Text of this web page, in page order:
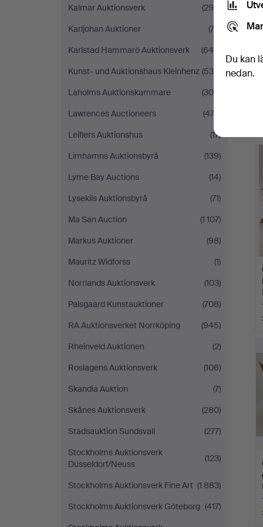
Kalmar Auktionsverk
(294)
Karljohan Auktioner
(72)
Karlstad Hammarö Auktionsverk
(645)
Kunst- und Auktionshaus Kleinhenz (530)
Laholms Auktionskammare
(308)
Lawrences Auctioneers
(474)
Leiflers Auktionshus
(17)
Limhamns Auktionsbyrå
(139)
Lyme Bay Auctions
(14)
Lysekils Auktionsbyrå
(71)
Ma San Auction
(1 107)
Markus Auktioner
(98)
Mauritz Widforss
(1)
Norrlands Auktionsverk
(103)
Palsgaard Kunstauktioner
(708)
RA Auktionsverket Norrköping
(945)
Rheinveld Auktionen
(2)
Roslagens Auktionsverk
(106)
Skandia Auktion
(7)
Skånes Auktionsverk
(280)
Stadsauktion Sundsvall
(277)
Stockholms Auktionsverk
Düsseldorf/Neuss
(123)
Stockholms Auktionsverk Fine Art (1 883)
Stockholms Auktionsverk Göteborg (417)
Du kan
nedan.